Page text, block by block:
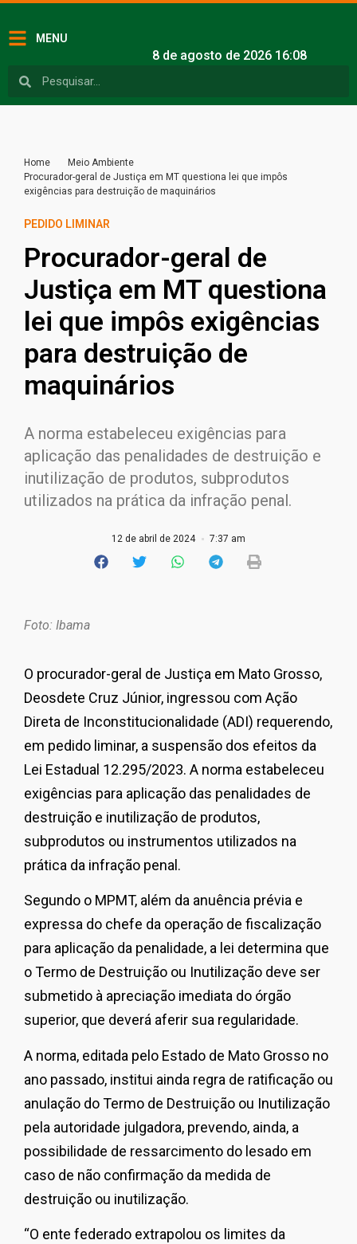
MENU
8 de agosto de 2026 16:08
Home
Meio Ambiente
Procurador-geral de Justiça em MT questiona lei que impôs
exigências para destruição de maquinários
PEDIDO LIMINAR
Procurador-geral de
Justiça em MT questiona
lei que impôs exigências
para destruição de
maquinários
A norma estabeleceu exigências para
aplicação das penalidades de destruição e
inutilização de produtos, subprodutos
utilizados na prática da infração penal.
12 de abril de 2024 7:37 am
Foto: Ibama
O procurador-geral de Justiça em Mato Grosso,
Deosdete Cruz Júnior, ingressou com Ação
Direta de Inconstitucionalidade (ADI) requerendo,
em pedido liminar, a suspensão dos efeitos da
Lei Estadual 12.295/2023. A norma estabeleceu
exigências para aplicação das penalidades de
destruição e inutilização de produtos,
subprodutos ou instrumentos utilizados na
prática da infração penal.
Segundo o MPMT, além da anuência prévia e
expressa do chefe da operação de fiscalização
para aplicação da penalidade, a lei determina que
o Termo de Destruição ou Inutilização deve ser
submetido à apreciação imediata do órgão
superior, que deverá aferir sua regularidade.
A norma, editada pelo Estado de Mato Grosso no
ano passado, institui ainda regra de ratificação ou
anulação do Termo de Destruição ou Inutilização
pela autoridade julgadora, prevendo, ainda, a
possibilidade de ressarcimento do lesado em
caso de não confirmação da medida de
destruição ou inutilização.
“O ente federado extrapolou os limites da